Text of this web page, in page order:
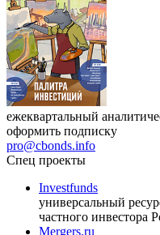
ЖурналCbonds Review
оформить подписку
pro@cbonds.info
Спец проекты